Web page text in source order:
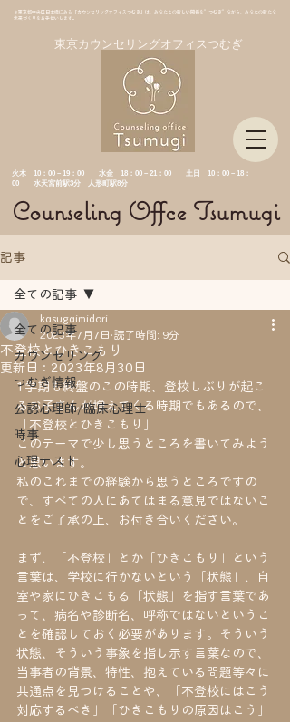
＊東京都中央区日本橋にある「カウンセリングオフィスつむぎ」は、あなたとの新しい関係を”つむぎ”ながら、あなたの新たな
未来づくりをお手伝いします。
東京カウンセリングオフィスつむぎ
​火木 10：00－19：00 水金 18：00－21：00 土日 10：00－18：
00 水天宮前駅3分 人形町駅8分
Counseling Offce Tsumugi
記事
全ての記事
カウンセリング
つむぎ情報
公認心理師/臨床心理士
時事
心理テスト
全ての記事
不登校とひきこもり
kasugaimidori
2023年7月7日 読了時間: 9分
更新日： 2023年8月30日
1学期も終盤のこの時期、登校しぶりが起こ
るお子さんが増えてくる時期でもあるので、
「不登校とひきこもり」
このテーマで少し思うところを書いてみよう
と思います。
私のこれまでの経験から思うところですの
で、すべての人にあてはまる意見ではないこ
とをご了承の上、お付き合いください。
まず、「不登校」とか「ひきこもり」という
言葉は、学校に行かないという「状態」、自
室や家にひきこもる「状態」を指す言葉であ
って、病名や診断名、呼称ではないというこ
とを確認しておく必要があります。そういう
状態、そういう事象を指し示す言葉なので、
当事者の背景、特性、抱えている問題等々に
共通点を見つけることや、「不登校にはこう
対応するべき」「ひきこもりの原因はこう」